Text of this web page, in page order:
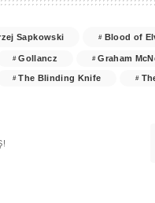
Sapkowski Blood of
Gollancz Graham
The Blinding Knife